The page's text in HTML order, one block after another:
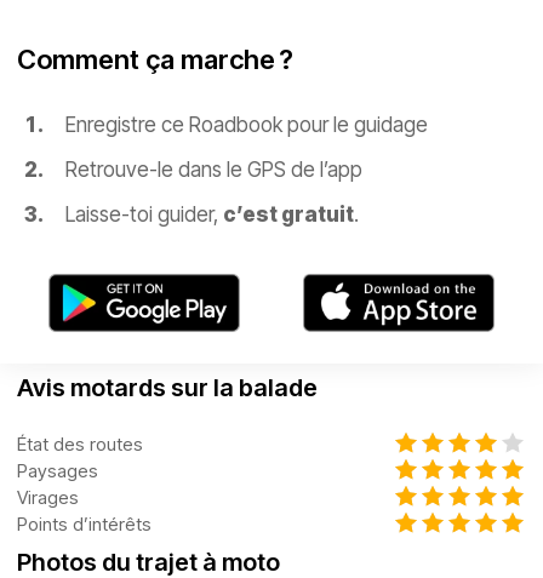
Comment ça marche ?
Enregistre ce Roadbook pour le guidage
Retrouve-le dans le GPS de l’app
Laisse-toi guider, c’est gratuit.
Avis motards sur la balade
État des routes
Paysages
Virages
Points d’intérêts
Photos du trajet à moto